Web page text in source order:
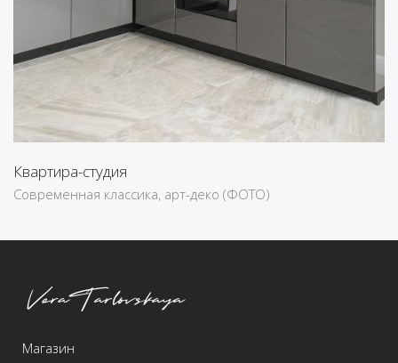
Квартира-студия
Современная классика, арт-деко (ФОТО)
Магазин